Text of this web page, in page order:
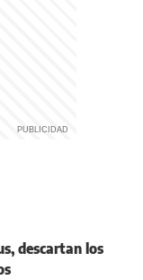
descartan los